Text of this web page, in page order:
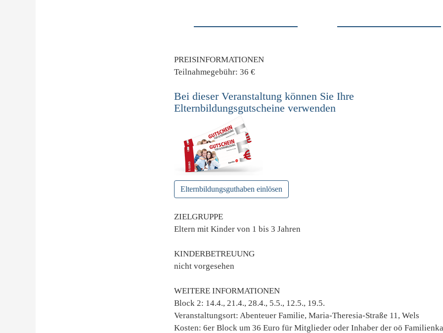
PREISINFORMATIONEN
Teilnahmegebühr: 36 €
Bei dieser Veranstaltung können Sie Ihre
Elternbildungsgutscheine verwenden
Elternbildungsguthaben einlösen
ZIELGRUPPE
Eltern mit Kinder von 1 bis 3 Jahren
KINDERBETREUUNG
nicht vorgesehen
WEITERE INFORMATIONEN
Block 2: 14.4., 21.4., 28.4., 5.5., 12.5., 19.5.
Veranstaltungsort: Abenteuer Familie, Maria-Theresia-Straße 11, Wels
Kosten: 6er Block um 36 Euro für Mitglieder oder Inhaber der oö